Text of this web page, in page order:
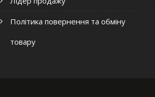
Політика повернення та обміну
товару